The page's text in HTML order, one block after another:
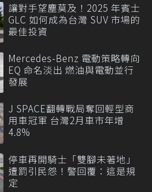
讓對手望塵莫及！2025 年賓士
GLC 如何成為台灣 SUV 市場的
最佳投資
Mercedes-Benz 電動策略轉向
EQ 命名淡出 燃油與電動並行
發展
J SPACE翻轉戰局奪回輕型商
用車冠軍 台灣2月車市年增
4.8%
停車再開騎士「雙腳未著地」
遭罰引民怨！警回覆：這是規
定